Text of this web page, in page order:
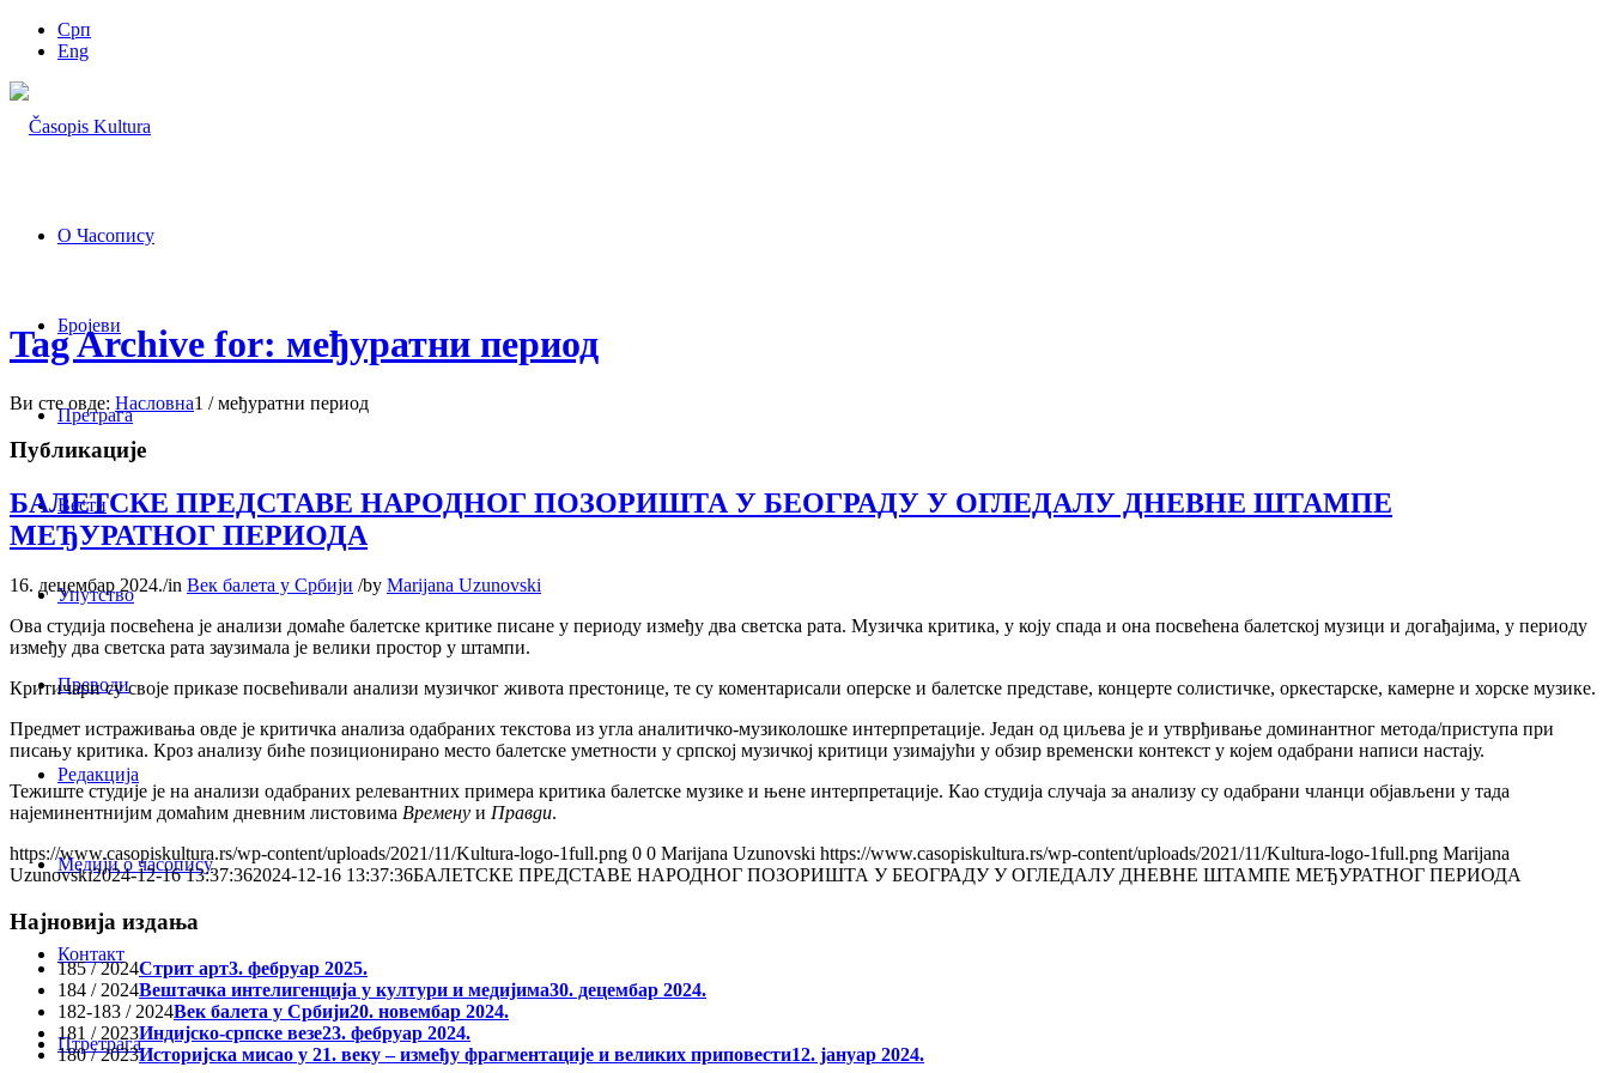
Срп
Eng
О Часопису
Бројеви
Претрага
Вести
Упутство
Преводи
Редакција
Медији о часопису
Контакт
Птретрага
Tag Archive for: међуратни период
Ви сте овде: Насловна1 / међуратни период
Публикације
БАЛЕТСКЕ ПРЕДСТАВЕ НАРОДНОГ ПОЗОРИШТА У БЕОГРАДУ У ОГЛЕДАЛУ ДНЕВНЕ ШТАМПЕ
МЕЂУРАТНОГ ПЕРИОДА
16. децембар 2024./in Век балета у Србији /by Marijana Uzunovski
Ова студија посвећена је анализи домаће балетске критике писане у периоду између два светска рата. Музичка критика, у коју спада и она посвећена балетској музици и догађајима, у периоду
између два светска рата заузимала је велики простор у штампи.
Критичари су своје приказе посвећивали анализи музичког живота престонице, те су коментарисали оперске и балетске представе, концерте солистичке, оркестарске, камерне и хорске музике.
Предмет истраживања овде је критичка анализа одабраних текстова из угла аналитичко-музиколошке интерпретације. Један од циљева је и утврђивање доминантног метода/приступа при
писању критика. Кроз анализу биће позиционирано место балетске уметности у српској музичкој критици узимајући у обзир временски контекст у којем одабрани написи настају.
Тежиште студије је на анализи одабраних релевантних примера критика балетске музике и њене интерпретације. Као студија случаја за анализу су одабрани чланци објављени у тада
најеминентнијим домаћим дневним листовима Времену и Правди.
https://www.casopiskultura.rs/wp-content/uploads/2021/11/Kultura-logo-1full.png 0 0 Marijana Uzunovski https://www.casopiskultura.rs/wp-content/uploads/2021/11/Kultura-logo-1full.png Marijana
Uzunovski2024-12-16 13:37:362024-12-16 13:37:36БАЛЕТСКЕ ПРЕДСТАВЕ НАРОДНОГ ПОЗОРИШТА У БЕОГРАДУ У ОГЛЕДАЛУ ДНЕВНЕ ШТАМПЕ МЕЂУРАТНОГ ПЕРИОДА
Најновија издања
185 / 2024Стрит арт3. фебруар 2025.
184 / 2024Вештачка интелигенција у култури и медијима30. децембар 2024.
182-183 / 2024Век балета у Србији20. новембар 2024.
181 / 2023Индијско-српске везе23. фебруар 2024.
180 / 2023Историјска мисао у 21. веку – између фрагментације и великих приповести12. јануар 2024.